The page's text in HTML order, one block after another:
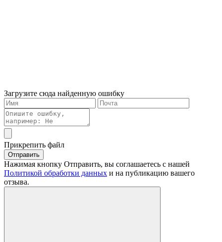
Загрузите сюда найденную ошибку
Прикрепить файл
Отправить
Нажимая кнопку Отправить, вы соглашаетесь с нашей
Политикой обработки данных и на публикацию вашего
отзыва.